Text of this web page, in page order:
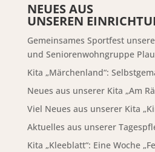
NEUES AUS
UNSEREN
Gemeinsames Sportfest
und Seniorenwohngruppe
Kita „Märchenland“:
Neues aus unserer Kita „Am
Viel Neues aus unserer Kita
Aktuelles aus unserer
Kita „Kleeblatt“: Eine Woche